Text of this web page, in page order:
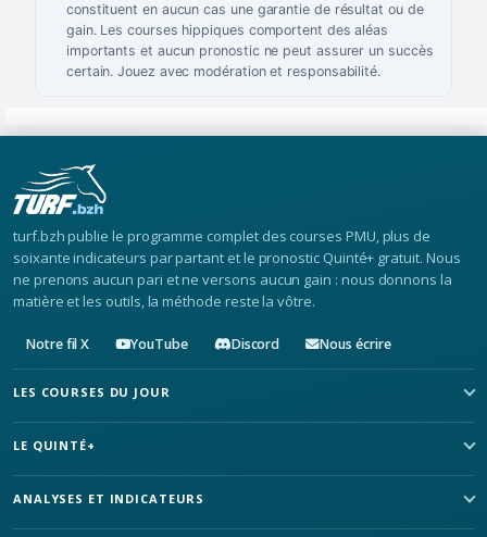
constituent en aucun cas une garantie de résultat ou de
gain. Les courses hippiques comportent des aléas
importants et aucun pronostic ne peut assurer un succès
certain. Jouez avec modération et responsabilité.
turf.bzh publie le programme complet des courses PMU, plus de
soixante indicateurs par partant et le pronostic Quinté+ gratuit. Nous
ne prenons aucun pari et ne versons aucun gain : nous donnons la
matière et les outils, la méthode reste la vôtre.
Notre fil X YouTube Discord Nous écrire
LES COURSES DU JOUR
LE QUINTÉ+
ANALYSES ET INDICATEURS